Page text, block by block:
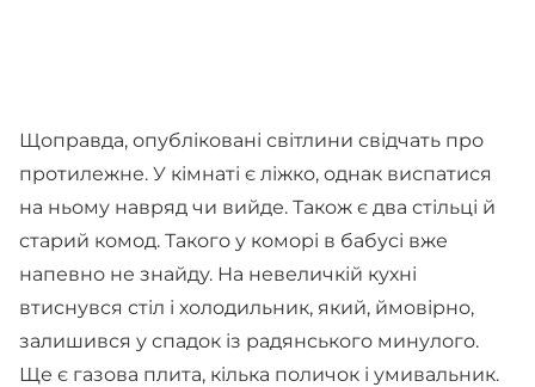
Щоправда, опубліковані світлини свідчать про
протилежне. У кімнаті є ліжко, однак виспатися
на ньому навряд чи вийде. Також є два стільці й
старий комод. Такого у коморі в бабусі вже
напевно не знайду. На невеличкій кухні
втиснувся стіл і холодильник, який, ймовірно,
залишився у спадок із радянського минулого.
Ще є газова плита, кілька поличок і умивальник.